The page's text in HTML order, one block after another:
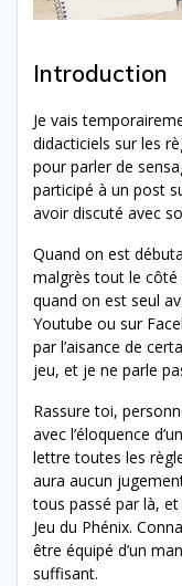
Introduction
Je vais
didacticiels sur les
pour parler de
participé à un post
avoir discuté avec
Quand on est
malgrès tout le côté
quand on est seul
Youtube ou sur
par l’aisance de
jeu, et je ne parle
Rassure toi,
avec l’éloquence
lettre toutes les
aura aucun
tous passé par là, et
Jeu du Phénix.
être équipé d’un
suffisant.